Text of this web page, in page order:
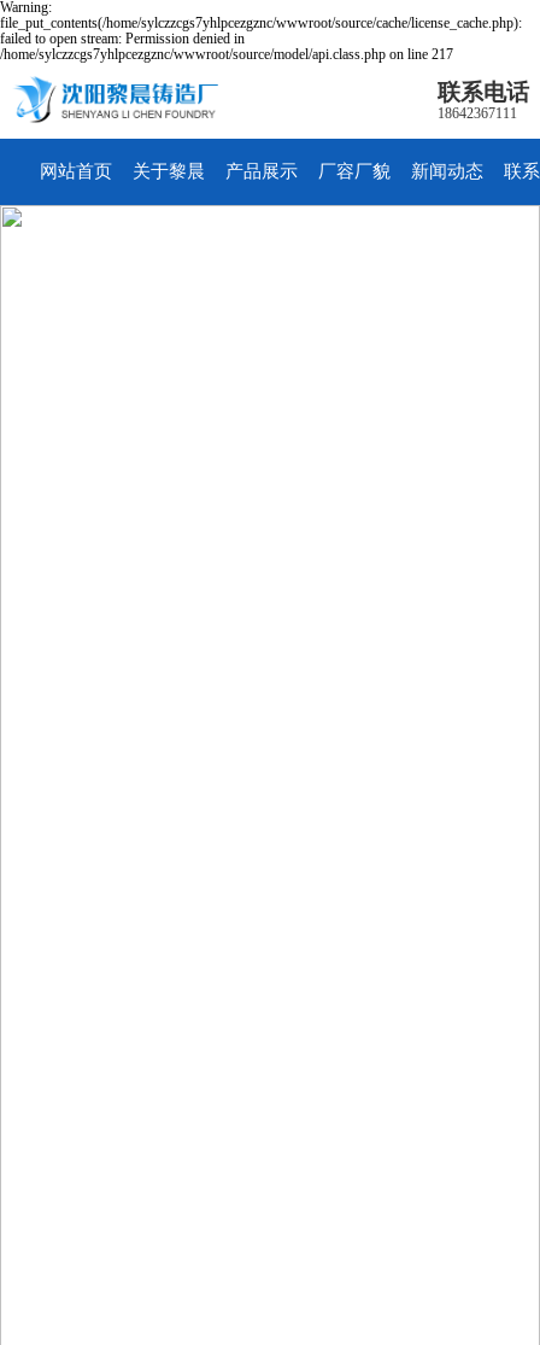
Warning:
file_put_contents(/home/sylczzcgs7yhlpcezgznc/wwwroot/source/cache/license_cache.php):
failed to open stream: Permission denied in
/home/sylczzcgs7yhlpcezgznc/wwwroot/source/model/api.class.php on line 217
联系电话
18642367111
网站首页 关于黎晨 产品展示 厂容厂貌 新闻动态 联